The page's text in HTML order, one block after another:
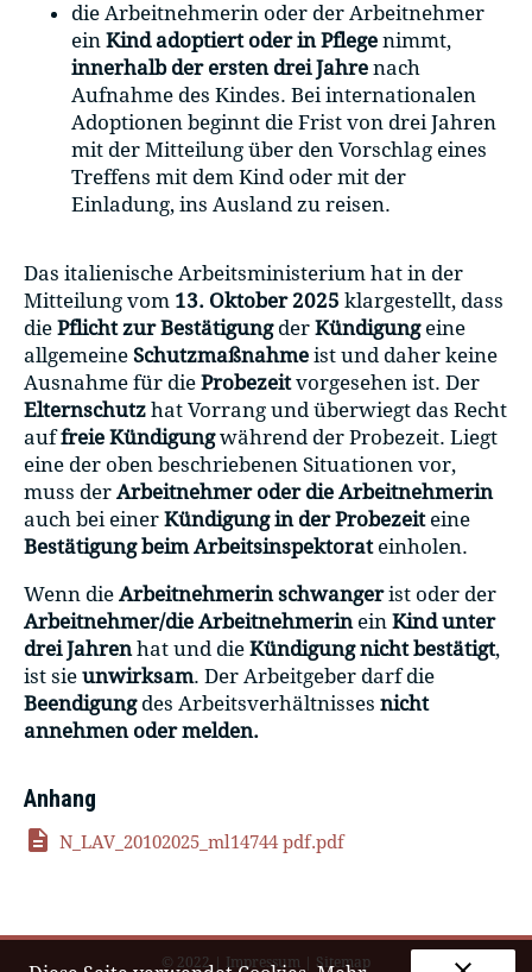
die Arbeitnehmerin oder der Arbeitnehmer
ein Kind adoptiert oder in Pflege nimmt,
innerhalb der ersten drei Jahre nach
Aufnahme des Kindes. Bei internationalen
Adoptionen beginnt die Frist von drei Jahren
mit der Mitteilung über den Vorschlag eines
Treffens mit dem Kind oder mit der
Einladung, ins Ausland zu reisen.
Das italienische Arbeitsministerium hat in der
Mitteilung vom 13. Oktober 2025 klargestellt, dass
die Pflicht zur Bestätigungder Kündigungeine
allgemeine Schutzmaßnahme ist und daher keine
Ausnahme für die Probezeitvorgesehen ist. Der
Elternschutz hat Vorrang und überwiegt das Recht
auffreie Kündigungwährend der Probezeit. Liegt
eine der oben beschriebenen Situationen vor,
muss der Arbeitnehmer oder die Arbeitnehmerin
auch bei einer Kündigung in der Probezeiteine
Bestätigung beim Arbeitsinspektorateinholen.
Wenn die Arbeitnehmerin schwangerist oder der
Arbeitnehmer/die Arbeitnehmerin ein Kind unter
drei Jahren hat und die Kündigung nicht bestätigt,
ist sie unwirksam. Der Arbeitgeber darf die
Beendigungdes Arbeitsverhältnisses nicht
annehmen oder melden.
Anhang
description N_LAV_20102025_ml14744 pdf.pdf
© 2022 Impressum Sitemap